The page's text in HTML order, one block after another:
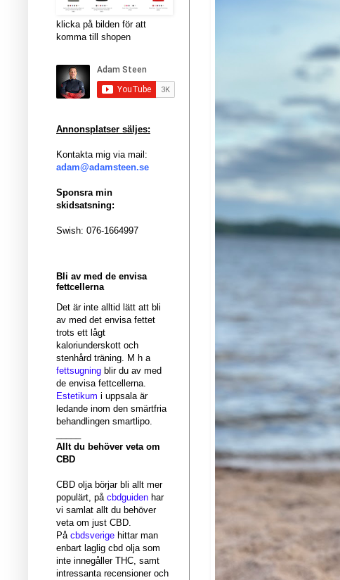
klicka på bilden för att
komma till shopen
Annonsplatser säljes:
Kontakta mig via mail:
adam@adamsteen.se
Sponsra min
skidsatsning:
Swish: 076-1664997
Bli av med de envisa
fettcellerna
Det är inte alltid lätt att bli
av med det envisa fettet
trots ett lågt
kaloriunderskott och
stenhård träning. M h a
fettsugning blir du av med
de envisa fettcellerna.
Estetikum i uppsala är
ledande inom den smärtfria
behandlingen smartlipo.
Allt du behöver veta om
CBD
CBD olja börjar bli allt mer
populärt, påcbdguiden har
vi samlat allt du behöver
veta om just CBD.
På cbdsverige hittar man
enbart laglig cbd olja som
inte innegåller THC, samt
intressanta recensioner och